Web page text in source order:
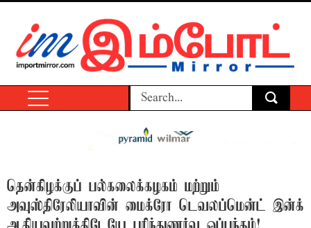
தென்கிழக்குப் பல்கலைக்கழகம் மற்றும்
அவுஸ்திரேலியாவின் மைக்ரோ டெவலப்மென்ட் இன்க்